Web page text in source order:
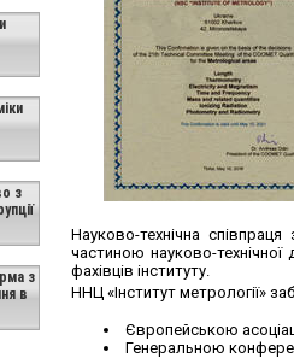
з
з
в
Науково-технічна
частиною науково-технічної
фахівців інституту.
ННЦ «Інститут метрології»
Європейською
Генеральною